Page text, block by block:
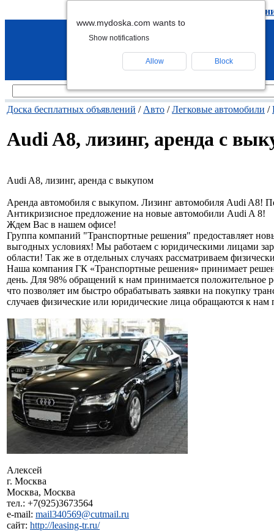
удалить
Доска бесплатных объявлений / Авто /Легковые автомобили /
Audi A8, лизинг, аренда с
Audi A8, лизинг, аренда с выкупом
Аренда автомобиля с выкупом. Лизинг автомобиля Audi A8!
Антикризисное предложение на новые автомобили Audi A 8!
Ждем Вас в нашем офисе!
Группа компаний "Транспортные решения" предоставляет
выгодных условиях! Мы работаем с юридическими лицами
области! Так же в отдельных случаях рассматриваем
Наша компания ГК «Транспортные решения» принимает
день. Для 98% обращений к нам принимается
что позволяет им быстро обрабатывать заявки на покупку
случаев физические или юридические лица обращаются к нам
Алексей
г. Москва
Москва, Москва
тел.: +7(925)3673564
e-mail: mail340569@cutmail.ru
сайт: http://leasing-tr.ru/
www.mydoska.com wants to
Show notifications
Allow Block